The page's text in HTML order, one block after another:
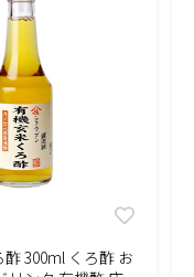
300ml くろ酢 お